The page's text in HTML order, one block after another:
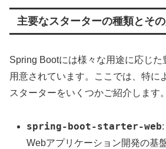
主要なスターターの種類とそ
Spring Bootには様々な用途に応じ
用意されています。ここでは、特に
スターターをいくつかご紹介します。
spring-boot-starter-web:
Webアプリケーション開発の基